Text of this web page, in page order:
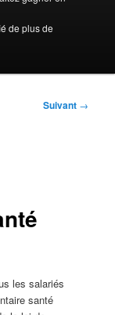
de plus de
Suivant →
les salariés
santé